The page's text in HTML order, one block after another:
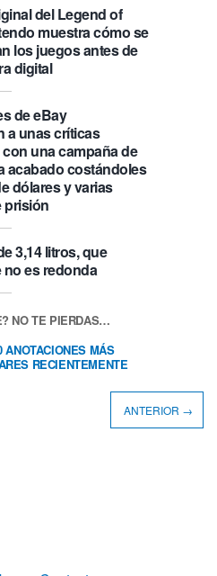
del Legend of
muestra cómo se
los juegos antes de
digital
de eBay
a unas críticas
una campaña de
acabado costándoles
dólares y varias
prisión
3,14 litros, que
es redonda
NO TE PIERDAS…
ANOTACIONES MÁS
RECIENTEMENTE
ANTERIOR →